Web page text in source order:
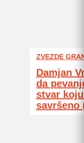
ZVEZDE
Damjan
da
stvar
savršeno